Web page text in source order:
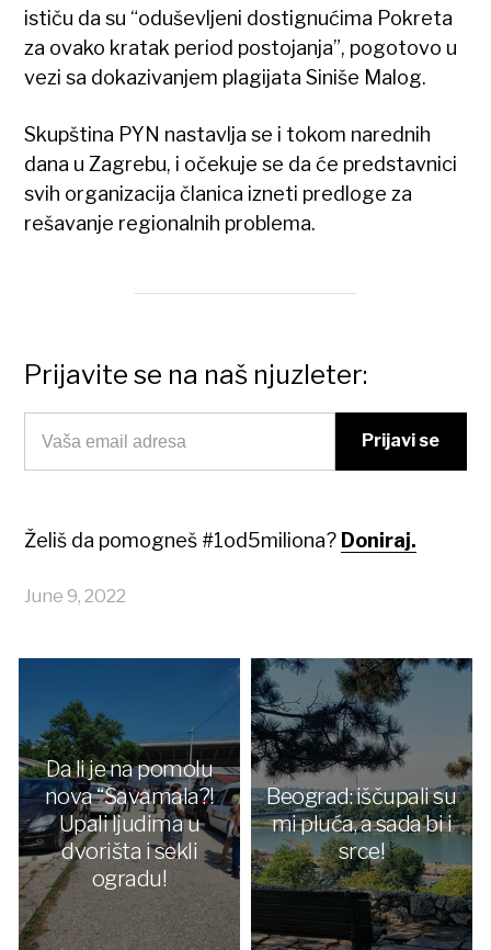
ističu da su “oduševljeni dostignućima Pokreta
za ovako kratak period postojanja”, pogotovo u
vezi sa dokazivanjem plagijata Siniše Malog.
Skupština PYN nastavlja se i tokom narednih
dana u Zagrebu, i očekuje se da će predstavnici
svih organizacija članica izneti predloge za
rešavanje regionalnih problema.
Prijavite se na naš njuzleter:
Želiš da pomogneš #1od5miliona? Doniraj.
June 9, 2022
Da li je na pomolu
nova “Savamala?!
Upali ljudima u
dvorišta i sekli
ogradu!
Beograd: iščupali su
mi pluća, a sada bi i
srce!